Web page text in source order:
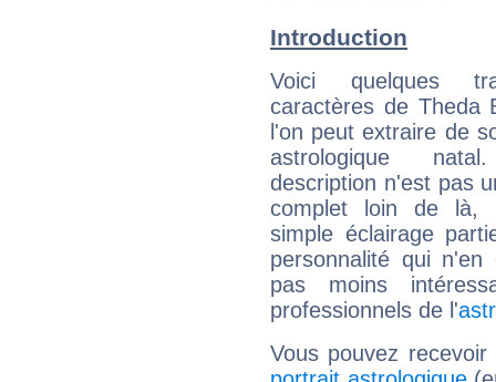
Introduction
Voici quelques
caractères de Theda
l'on peut extraire de
astrologique
description n'est pas
complet loin de là,
simple éclairage
personnalité qui n'en
pas moins
professionnels de l'
Vous pouvez